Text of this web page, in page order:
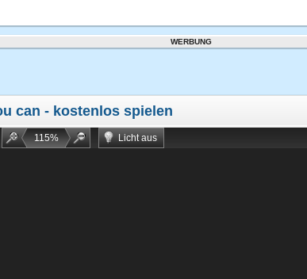
WERBUNG
can - kostenlos spielen
115% Licht aus